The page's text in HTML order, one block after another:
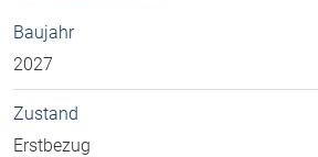
Baujahr
2027
Zustand
Erstbezug